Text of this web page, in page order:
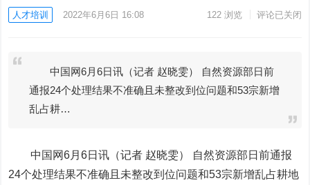
人才培训 2022年6月6日 16:08 122浏览 评论已关闭
中国网6月6日讯（记者 赵晓雯） 自然资源部日前
通报24个处理结果不准确且未整改到位问题和53宗新增
乱占耕…
中国网6月6日讯（记者 赵晓雯） 自然资源部日前通报
24个处理结果不准确且未整改到位问题和53宗新增乱占耕地